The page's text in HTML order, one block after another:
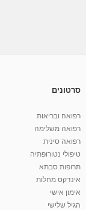
10:17
סרטונים
רפואה ובריאות
רפואה משלימה
רפואה סינית
טיפולי נטורופתיה
תרופות סבתא
אינדקס מחלות
אימון אישי
הגיל שלישי